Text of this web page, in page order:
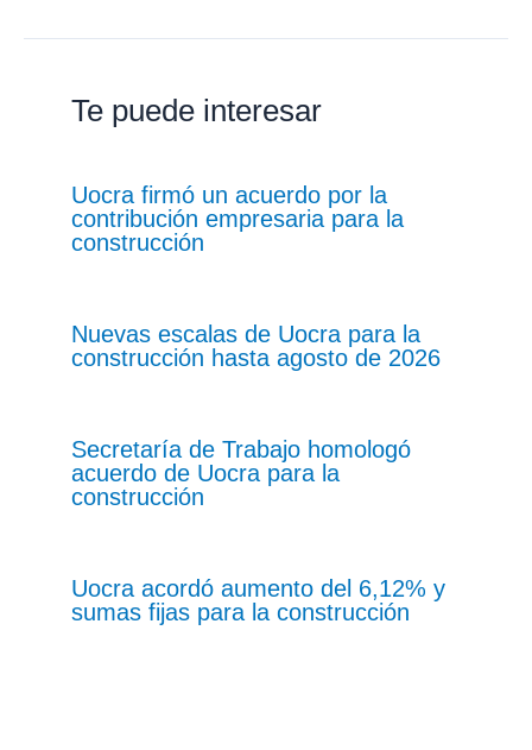
Te puede interesar
Uocra firmó un acuerdo por la
contribución empresaria para la
construcción
Nuevas escalas de Uocra para la
construcción hasta agosto de 2026
Secretaría de Trabajo homologó
acuerdo de Uocra para la
construcción
Uocra acordó aumento del 6,12% y
sumas fijas para la construcción